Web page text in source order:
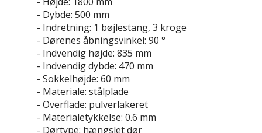
- Dybde: 500 mm
- Indretning: 1 bøjlestang, 3 kroge
- Dørenes åbningsvinkel: 90 °
- Indvendig højde: 835 mm
- Indvendig dybde: 470 mm
- Sokkelhøjde: 60 mm
- Materiale: stålplade
- Overflade: pulverlakeret
- Materialetykkelse: 0.6 mm
- Dørtype: hængslet dør